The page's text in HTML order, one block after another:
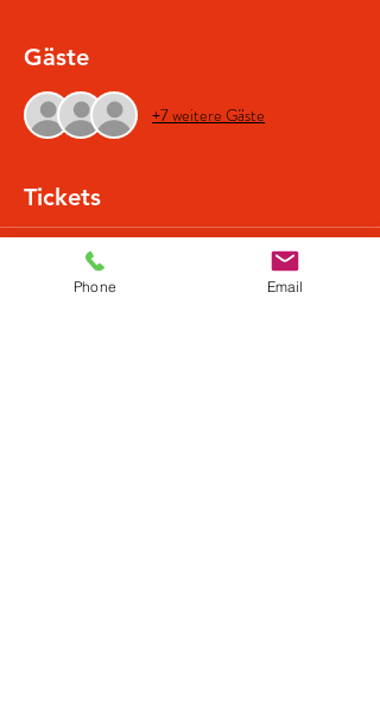
Gäste
+7 weitere Gäste
Tickets
Verkauf beendet
Phone Email